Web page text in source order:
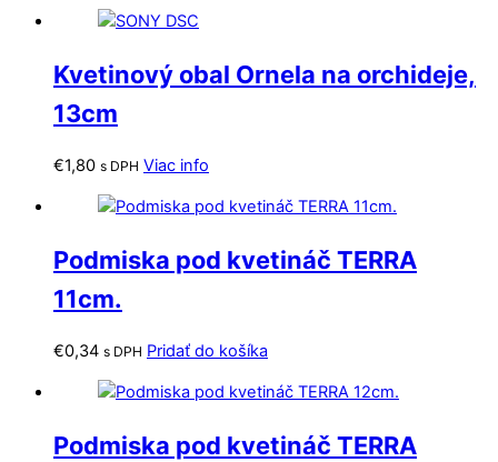
Kvetinový obal Ornela na orchideje,
13cm
€1,80 s DPH Viac info
Podmiska pod kvetináč TERRA
11cm.
€0,34 s DPH Pridať do košíka
Podmiska pod kvetináč TERRA